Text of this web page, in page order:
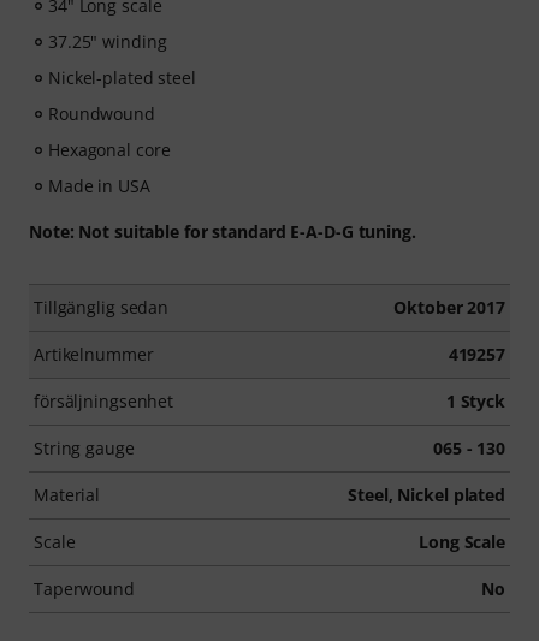
34" Long scale
37.25" winding
Nickel-plated steel
Roundwound
Hexagonal core
Made in USA
Note: Not suitable for standard E-A-D-G tuning.
Tillgänglig sedan Oktober 2017
Artikelnummer 419257
försäljningsenhet 1 Styck
String gauge 065 - 130
Material Steel, Nickel plated
Scale Long Scale
Taperwound No